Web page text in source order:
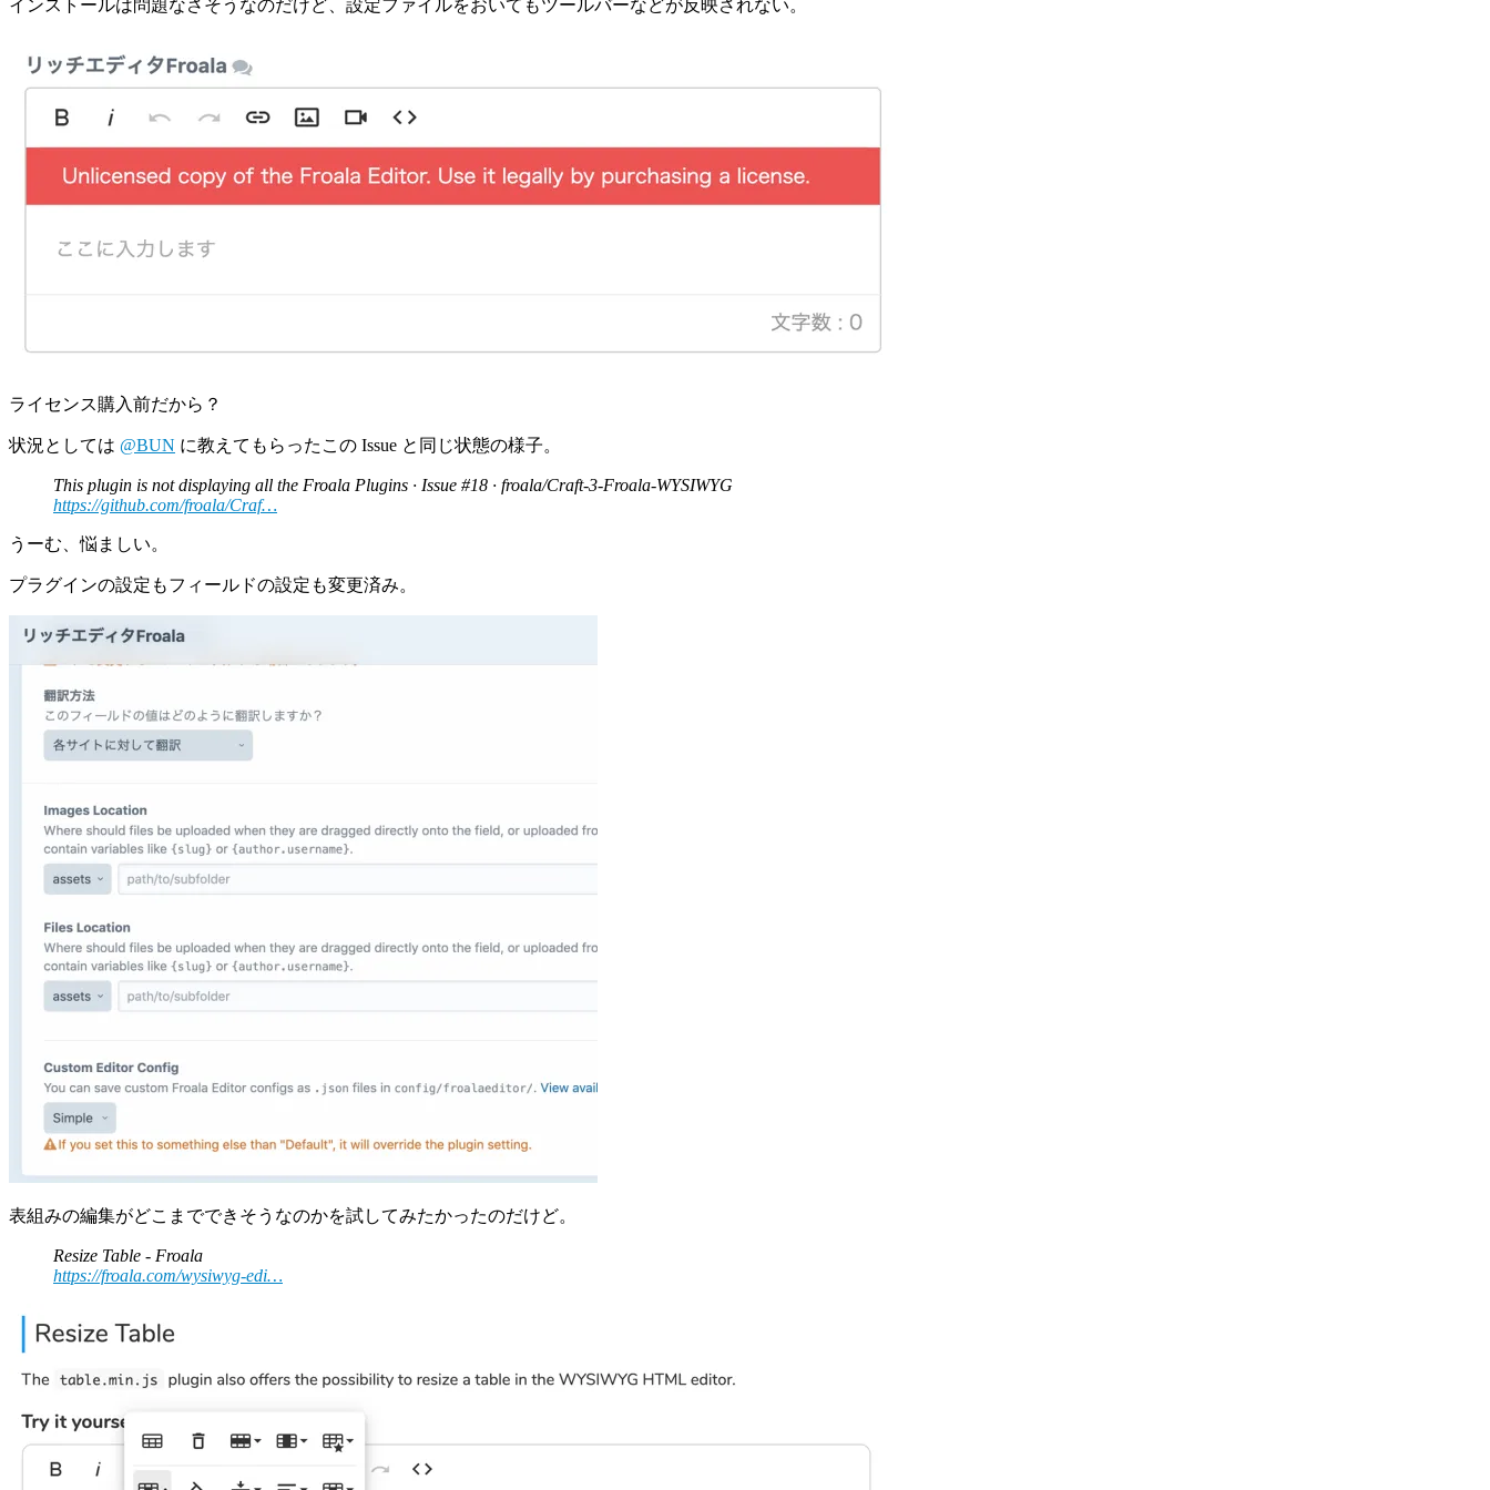
インストールは問題なさそうなのだけど、設定ファイルをおいてもツールバーなどが反映されない。
ライセンス購入前だから？
状況としては @BUN に教えてもらったこの Issue と同じ状態の様子。
This plugin is not displaying all the Froala Plugins · Issue #18 · froala/Craft-3-Froala-WYSIWYG
https://github.com/froala/Craf…
うーむ、悩ましい。
プラグインの設定もフィールドの設定も変更済み。
表組みの編集がどこまでできそうなのかを試してみたかったのだけど。
Resize Table - Froala
https://froala.com/wysiwyg-edi…